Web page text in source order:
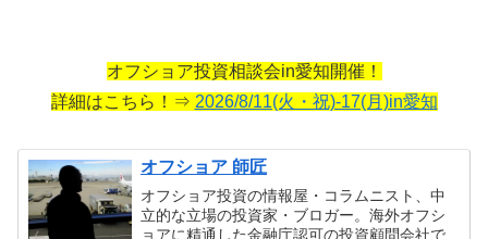
オフショア投資相談会in愛知開催！
詳細はこちら！⇒ 2026/8/11(火・祝)-17(月)in愛知
オフショア 師匠
オフショア投資の情報屋・コラムニスト、中
立的な立場の投資家・ブロガー。海外オフシ
ョアに精通した金融庁認可の投資顧問会社で